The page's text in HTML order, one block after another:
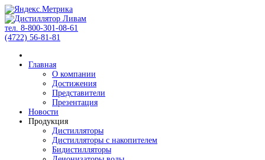
тел. 8-800-301-08-61
(4722) 56-81-81
Главная
О компании
Достижения
Представители
Презентация
Новости
Продукция
Дистилляторы
Дистилляторы с накопителем
Бидистилляторы